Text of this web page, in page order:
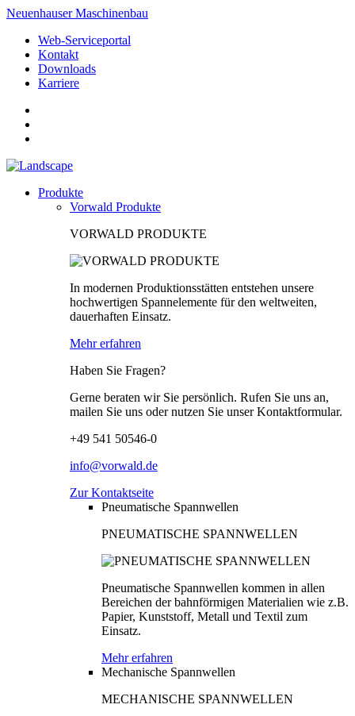
Neuenhauser Maschinenbau
Web-Serviceportal
Kontakt
Downloads
Karriere
Produkte
Vorwald Produkte
VORWALD PRODUKTE
In modernen Produktionsstätten entstehen unsere
hochwertigen Spannelemente für den weltweiten,
dauerhaften Einsatz.
Mehr erfahren
Haben Sie Fragen?
Gerne beraten wir Sie persönlich. Rufen Sie uns an,
mailen Sie uns oder nutzen Sie unser Kontaktformular.
+49 541 50546-0
info@vorwald.de
Zur Kontaktseite
Pneumatische Spannwellen
PNEUMATISCHE SPANNWELLEN
Pneumatische Spannwellen kommen in allen
Bereichen der bahnförmigen Materialien wie z.B.
Papier, Kunststoff, Metall und Textil zum
Einsatz.
Mehr erfahren
Mechanische Spannwellen
MECHANISCHE SPANNWELLEN